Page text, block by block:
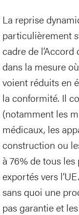
La reprise
particulièrement
cadre de
dans la mesure
voient réduits en
la conformité. Il
(notamment les
médicaux, les
construction ou
à 76% de tous
exportés vers
sans quoi une
pas garantie et